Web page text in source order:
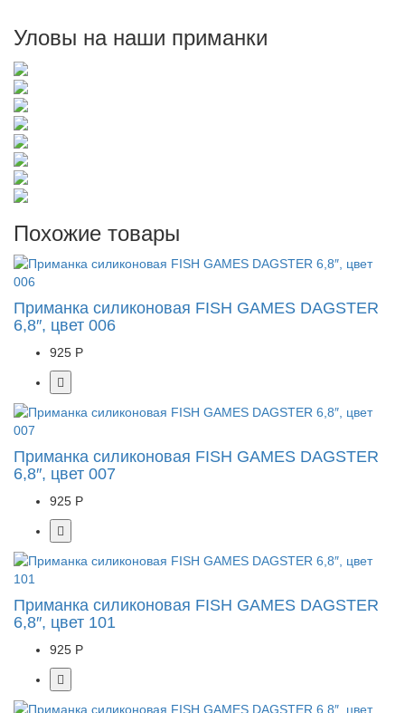
Уловы на наши приманки
Похожие товары
Приманка силиконовая FISH GAMES DAGSTER
6,8″, цвет 006
925 Р
Приманка силиконовая FISH GAMES DAGSTER
6,8″, цвет 007
925 Р
Приманка силиконовая FISH GAMES DAGSTER
6,8″, цвет 101
925 Р